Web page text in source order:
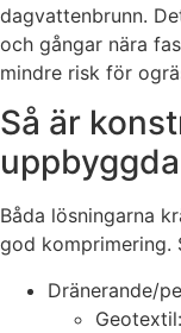
dagvattenbrunn.
och gångar nära
mindre risk för
Så är
uppbyggda
Båda lösningarna
god komprimering.
Dränerande/